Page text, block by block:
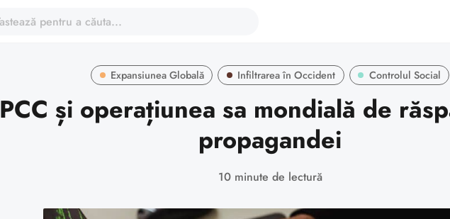
Expansiunea Globală Infiltrarea în Occident Controlul Social
PCC și operațiunea sa mondială de
propagandei
10 minute de lectură